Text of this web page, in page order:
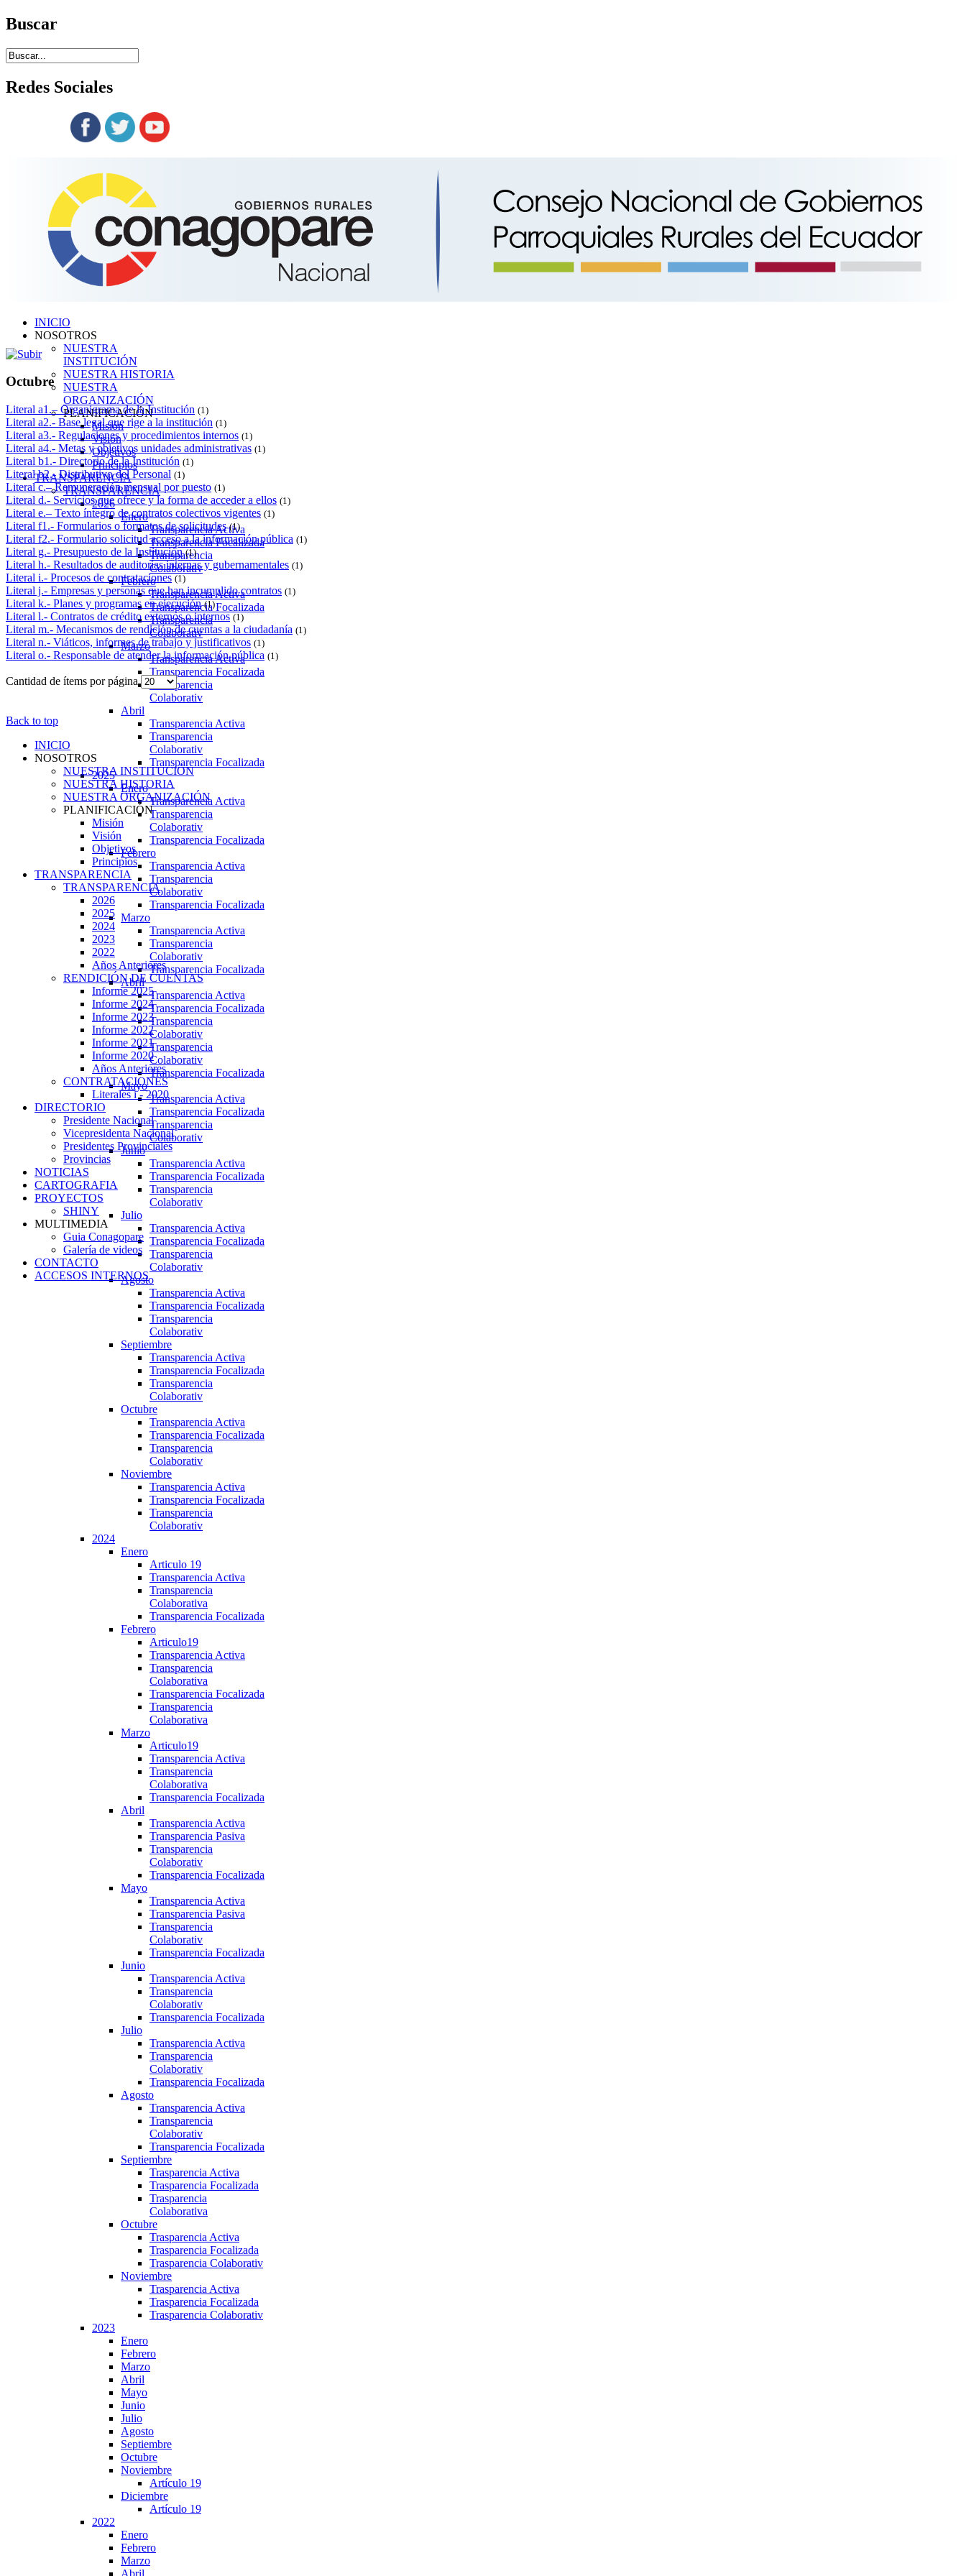
Buscar
Redes Sociales
INICIO
NOSOTROS
NUESTRA
INSTITUCIÓN
NUESTRA HISTORIA
NUESTRA
ORGANIZACIÓN
PLANIFICACIÓN
Misión
Visión
Objetivos
Principios
TRANSPARENCIA
TRANSPARENCIA
2026
Enero
Transparencia Activa
Transparencia Focalizada
Transparencia
Colaborativ
Febrero
Transparencia Activa
Transparencia Focalizada
Transparencia
Colaborativ
Marzo
Transparencia Activa
Transparencia Focalizada
Transparencia
Colaborativ
Abril
Transparencia Activa
Transparencia
Colaborativ
Transparencia Focalizada
2025
Enero
Transparencia Activa
Transparencia
Colaborativ
Transparencia Focalizada
Febrero
Transparencia Activa
Transparencia
Colaborativ
Transparencia Focalizada
Marzo
Transparencia Activa
Transparencia
Colaborativ
Transparencia Focalizada
Abril
Transparencia Activa
Transparencia Focalizada
Transparencia
Colaborativ
Transparencia
Colaborativ
Transparencia Focalizada
Mayo
Transparencia Activa
Transparencia Focalizada
Transparencia
Colaborativ
Junio
Transparencia Activa
Transparencia Focalizada
Transparencia
Colaborativ
Julio
Transparencia Activa
Transparencia Focalizada
Transparencia
Colaborativ
Agosto
Transparencia Activa
Transparencia Focalizada
Transparencia
Colaborativ
Septiembre
Transparencia Activa
Transparencia Focalizada
Transparencia
Colaborativ
Octubre
Transparencia Activa
Transparencia Focalizada
Transparencia
Colaborativ
Noviembre
Transparencia Activa
Transparencia Focalizada
Transparencia
Colaborativ
2024
Enero
Articulo 19
Transparencia Activa
Transparencia
Colaborativa
Transparencia Focalizada
Febrero
Articulo19
Transparencia Activa
Transparencia
Colaborativa
Transparencia Focalizada
Transparencia
Colaborativa
Marzo
Articulo19
Transparencia Activa
Transparencia
Colaborativa
Transparencia Focalizada
Abril
Transparencia Activa
Transparencia Pasiva
Transparencia
Colaborativ
Transparencia Focalizada
Mayo
Transparencia Activa
Transparencia Pasiva
Transparencia
Colaborativ
Transparencia Focalizada
Junio
Transparencia Activa
Transparencia
Colaborativ
Transparencia Focalizada
Julio
Transparencia Activa
Transparencia
Colaborativ
Transparencia Focalizada
Agosto
Transparencia Activa
Transparencia
Colaborativ
Transparencia Focalizada
Septiembre
Trasparencia Activa
Trasparencia Focalizada
Trasparencia
Colaborativa
Octubre
Trasparencia Activa
Trasparencia Focalizada
Trasparencia Colaborativ
Noviembre
Trasparencia Activa
Trasparencia Focalizada
Trasparencia Colaborativ
2023
Enero
Febrero
Marzo
Abril
Mayo
Junio
Julio
Agosto
Septiembre
Octubre
Noviembre
Artículo 19
Diciembre
Artículo 19
2022
Enero
Febrero
Marzo
Abril
Octubre
Literal a1.– Organigrama de la Institución (1)
Literal a2.- Base legal que rige a la institución (1)
Literal a3.- Regulaciones y procedimientos internos (1)
Literal a4.- Metas y objetivos unidades administrativas (1)
Literal b1.- Directorio de la Institución (1)
Literal b2.- Distributivo del Personal (1)
Literal c.– Remuneración mensual por puesto (1)
Literal d.- Servicios que ofrece y la forma de acceder a ellos (1)
Literal e.– Texto íntegro de contratos colectivos vigentes (1)
Literal f1.- Formularios o formatos de solicitudes (1)
Literal f2.- Formulario solicitud acceso a la información pública (1)
Literal g.- Presupuesto de la Institución (1)
Literal h.- Resultados de auditorías internas y gubernamentales (1)
Literal i.- Procesos de contrataciones (1)
Literal j.- Empresas y personas que han incumplido contratos (1)
Literal k.- Planes y programas en ejecución (1)
Literal l.- Contratos de crédito externos o internos (1)
Literal m.- Mecanismos de rendición de cuentas a la ciudadanía (1)
Literal n.- Viáticos, informes de trabajo y justificativos (1)
Literal o.- Responsable de atender la información pública (1)
Cantidad de ítems por página
Back to top
INICIO
NOSOTROS
NUESTRA INSTITUCIÓN
NUESTRA HISTORIA
NUESTRA ORGANIZACIÓN
PLANIFICACIÓN
Misión
Visión
Objetivos
Principios
TRANSPARENCIA
TRANSPARENCIA
2026
2025
2024
2023
2022
Años Anteriores
RENDICIÓN DE CUENTAS
Informe 2025
Informe 2024
Informe 2023
Informe 2022
Informe 2021
Informe 2020
Años Anteriores
CONTRATACIONES
Literales i - 2020
DIRECTORIO
Presidente Nacional
Vicepresidenta Nacional
Presidentes Provinciales
Provincias
NOTICIAS
CARTOGRAFIA
PROYECTOS
SHINY
MULTIMEDIA
Guia Conagopare
Galería de videos
CONTACTO
ACCESOS INTERNOS